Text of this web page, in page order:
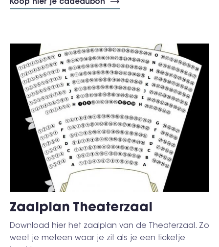
Koop hier je cadeaubon
Zaalplan Theaterzaal
Download hier het zaalplan van de Theaterzaal. Zo
weet je meteen waar je zit als je een ticketje